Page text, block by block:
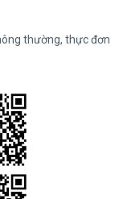
thường, thực đơn